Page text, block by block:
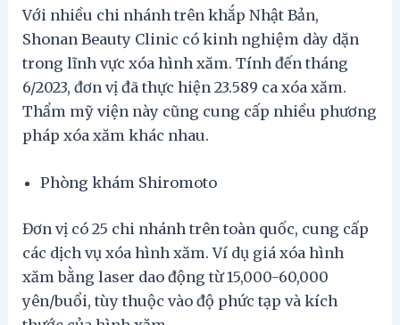
Với nhiều chi nhánh trên khắp Nhật Bản,
Shonan Beauty Clinic có kinh nghiệm dày dặn
trong lĩnh vực xóa hình xăm. Tính đến tháng
6/2023, đơn vị đã thực hiện 23.589 ca xóa xăm.
Thẩm mỹ viện này cũng cung cấp nhiều phương
pháp xóa xăm khác nhau.
Phòng khám Shiromoto
Đơn vị có 25 chi nhánh trên toàn quốc, cung cấp
các dịch vụ xóa hình xăm. Ví dụ giá xóa hình
xăm bằng laser dao động từ 15,000-60,000
yên/buổi, tùy thuộc vào độ phức tạp và kích